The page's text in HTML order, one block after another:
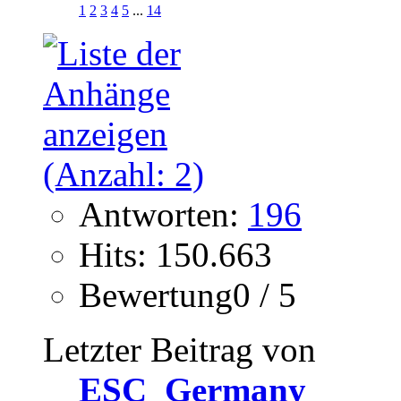
1 2 3 4 5 ... 14
Antworten: 196
Hits: 150.663
Bewertung0 / 5
Letzter Beitrag von
ESC_Germany